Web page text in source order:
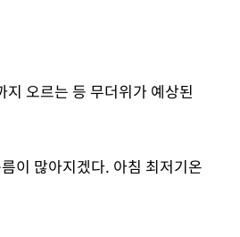
오르는 등 무더위가 예상된
이 많아지겠다. 아침 최저기온